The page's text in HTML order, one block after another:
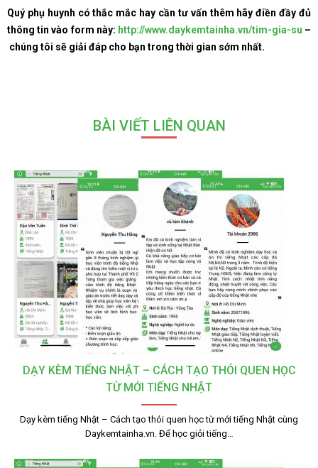
Quý phụ huynh có thắc mắc hay cần tư vấn thêm hãy điền đầy đủ
thông tin vào form này: http://www.daykemtainha.vn/tim-gia-su –
chúng tôi sẽ giải đáp cho bạn trong thời gian sớm nhất.
BÀI VIẾT LIÊN QUAN
DẠY KÈM TIẾNG NHẬT – CÁCH TẠO THÓI QUEN HỌC
TỪ MỚI TIẾNG NHẬT
Dạy kèm tiếng Nhật – Cách tạo thói quen học từ mới tiếng Nhật cùng
Daykemtainha.vn. Để học giỏi tiếng…